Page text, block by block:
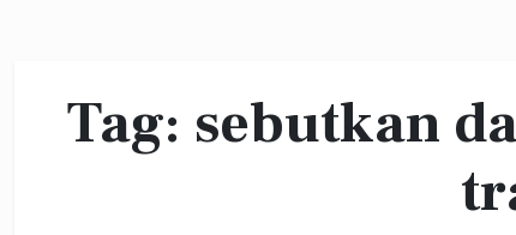
Tag: sebutkan